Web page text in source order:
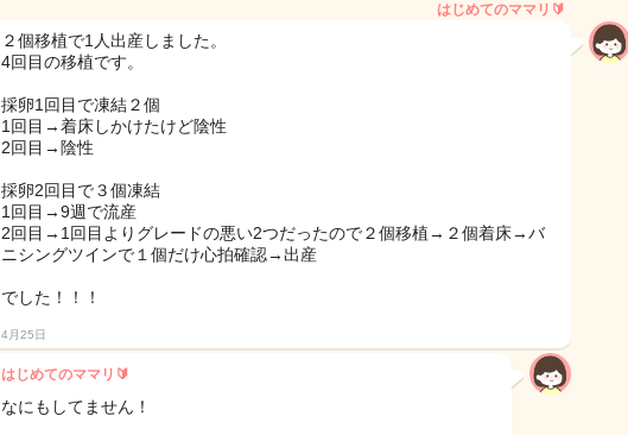
はじめてのママリ🔰
２個移植で1人出産しました。
4回目の移植です。
採卵1回目で凍結２個
1回目→着床しかけたけど陰性
2回目→陰性
採卵2回目で３個凍結
1回目→9週で流産
2回目→1回目よりグレードの悪い2つだったので２個移植→２個着床→バ
ニシングツインで１個だけ心拍確認→出産
でした！！！
4月25日
はじめてのママリ🔰
なにもしてません！